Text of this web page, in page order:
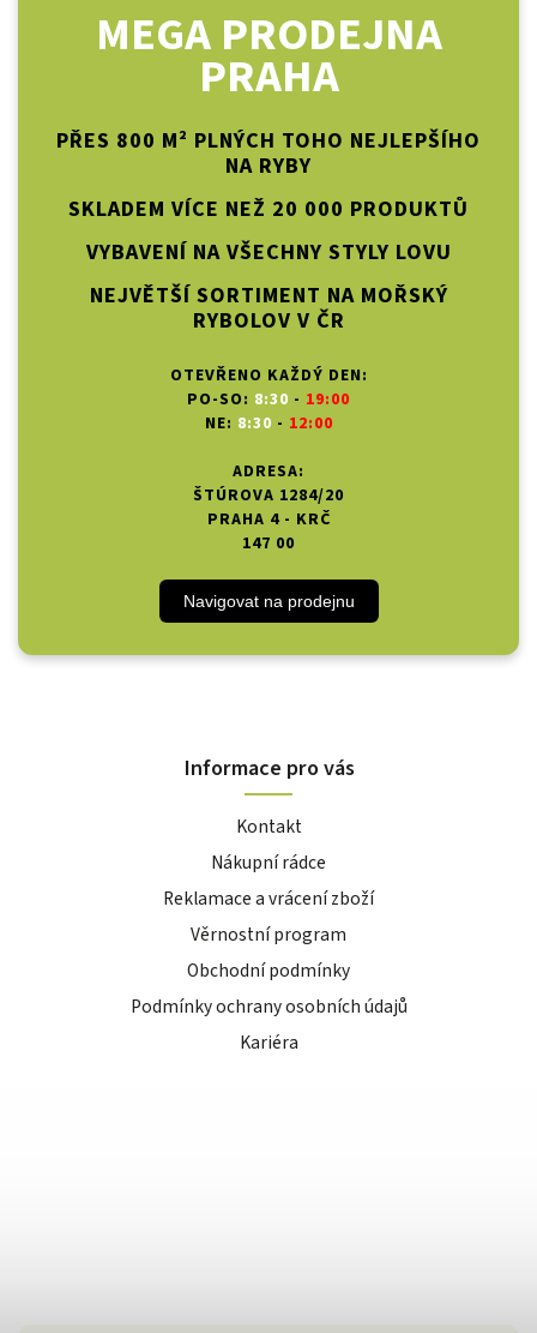
MEGA PRODEJNA
PRAHA
PŘES 800 M² PLNÝCH TOHO NEJLEPŠÍHO
NA RYBY
SKLADEM VÍCE NEŽ 20 000 PRODUKTŮ
VYBAVENÍ NA VŠECHNY STYLY LOVU
NEJVĚTŠÍ SORTIMENT NA MOŘSKÝ
RYBOLOV V ČR
OTEVŘENO KAŽDÝ DEN:
PO-SO: 8:30 - 19:00
NE: 8:30 - 12:00
ADRESA:
ŠTÚROVA 1284/20
PRAHA 4 - KRČ
147 00
Navigovat na prodejnu
Informace pro vás
Kontakt
Nákupní rádce
Reklamace a vrácení zboží
Věrnostní program
Obchodní podmínky
Podmínky ochrany osobních údajů
Kariéra